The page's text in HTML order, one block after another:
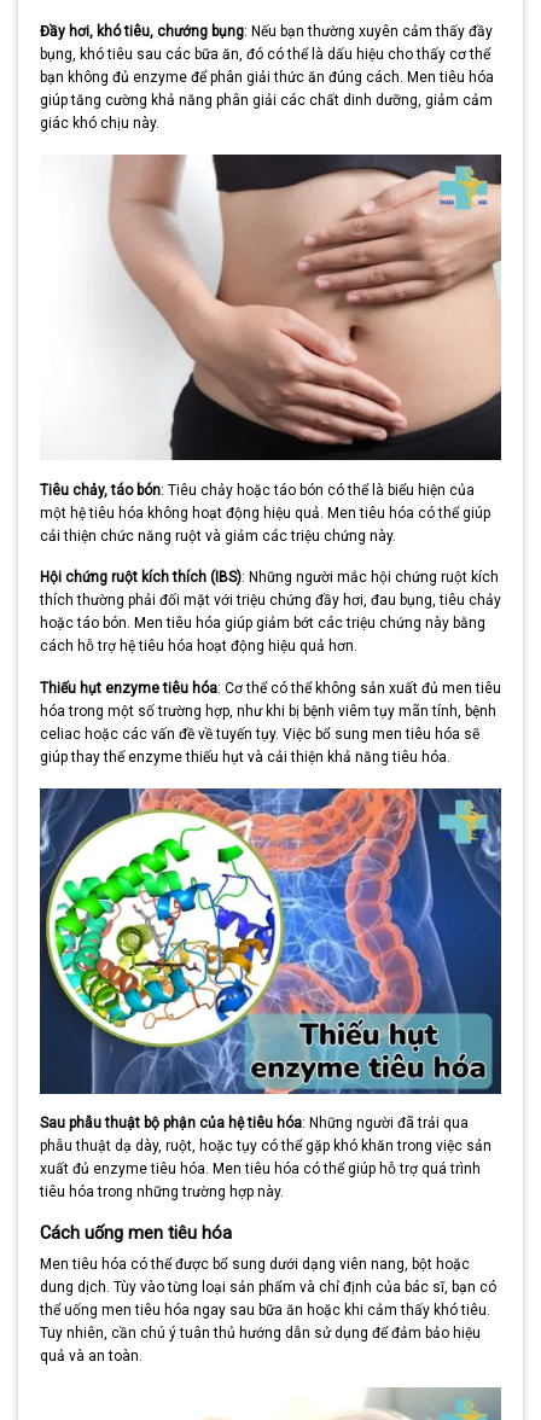
Đầy hơi, khó tiêu, chướng bụng: Nếu bạn thường xuyên cảm thấy đầy
bụng, khó tiêu sau các bữa ăn, đó có thể là dấu hiệu cho thấy cơ thể
bạn không đủ enzyme để phân giải thức ăn đúng cách. Men tiêu hóa
giúp tăng cường khả năng phân giải các chất dinh dưỡng, giảm cảm
giác khó chịu này.
Tiêu chảy, táo bón: Tiêu chảy hoặc táo bón có thể là biểu hiện của
một hệ tiêu hóa không hoạt động hiệu quả. Men tiêu hóa có thể giúp
cải thiện chức năng ruột và giảm các triệu chứng này.
Hội chứng ruột kích thích (IBS): Những người mắc hội chứng ruột kích
thích thường phải đối mặt với triệu chứng đầy hơi, đau bụng, tiêu chảy
hoặc táo bón. Men tiêu hóa giúp giảm bớt các triệu chứng này bằng
cách hỗ trợ hệ tiêu hóa hoạt động hiệu quả hơn.
Thiếu hụt enzyme tiêu hóa: Cơ thể có thể không sản xuất đủ men tiêu
hóa trong một số trường hợp, như khi bị bệnh viêm tụy mãn tính, bệnh
celiac hoặc các vấn đề về tuyến tụy. Việc bổ sung men tiêu hóa sẽ
giúp thay thế enzyme thiếu hụt và cải thiện khả năng tiêu hóa.
Sau phẫu thuật bộ phận của hệ tiêu hóa: Những người đã trải qua
phẫu thuật dạ dày, ruột, hoặc tụy có thể gặp khó khăn trong việc sản
xuất đủ enzyme tiêu hóa. Men tiêu hóa có thể giúp hỗ trợ quá trình
tiêu hóa trong những trường hợp này.
Cách uống men tiêu hóa
Men tiêu hóa có thể được bổ sung dưới dạng viên nang, bột hoặc
dung dịch. Tùy vào từng loại sản phẩm và chỉ định của bác sĩ, bạn có
thể uống men tiêu hóa ngay sau bữa ăn hoặc khi cảm thấy khó tiêu.
Tuy nhiên, cần chú ý tuân thủ hướng dẫn sử dụng để đảm bảo hiệu
quả và an toàn.